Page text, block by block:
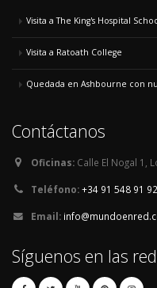
Visita a The King's Hospital
Visita a Ratoath College
Quedada en Ashbourne con
Contáctanos
Oficinas: Calle El Nogal 1,
Teléfono:+34 91 548 91 92
Email:
Síguenos en las